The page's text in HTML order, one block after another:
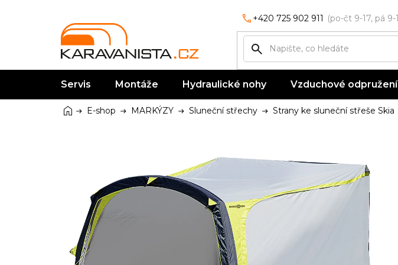
+420 725 902 911
Servis Montáže Hydraulické nohy Vzduchové odpružení
Domů
E-shop MARKÝZY Sluneční střechy Strany ke sluneční střeše Skia